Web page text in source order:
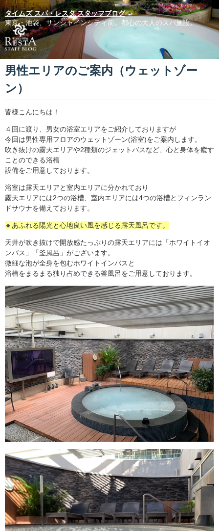
タイムズ スパ・レスタ スタッフブログ
東京・池袋、サンシャインシティ前。都心の大人のスパ施設。
男性エリアのご案内（ウェットゾー
ン）
皆様こんにちは！
４回に渡り、男女の浴室エリアをご紹介しておりますが
今回は男性専用フロアのウェットゾーン(浴室)をご案内します。
吹き抜けの露天エリアや2種類のジェットバスなど、心と身体を癒す
ことのできる浴槽
設備をご用意しております。
浴室は露天エリアと室内エリアに分かれており
露天エリアには2つの浴槽、室内エリアには4つの浴槽とフィンラン
ドサウナを備えております。
🔸あふれる陽光と心地良い風を感じる露天風呂です。
天井が吹き抜けで開放感たっぷりの露天エリアには「ホワイトイオ
ンバス」「釜風呂」がございます。
微細な泡が全身を包むホワイトインバスと
浴槽をまるまる独り占めできる釜風呂をご用意しております。